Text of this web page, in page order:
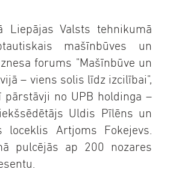
Liepājas Valsts tehnikumā
mašīnbūves un
forums "Mašīnbūve un
– viens solis līdz izcilībai",
no UPB holdinga –
Uldis Pīlēns un
loceklis Artjoms Fokejevs.
pulcējās ap 200 nozares